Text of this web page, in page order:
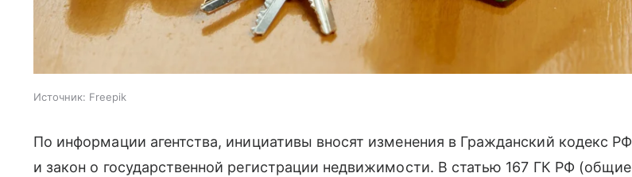
Источник: Freepik
По информации агентства, инициативы вносят изменения в Гражданский кодекс РФ
и закон о государственной регистрации недвижимости. В статью 167 ГК РФ (общие